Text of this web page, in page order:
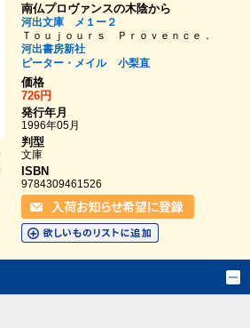
南仏プロヴァンスの木陰から
河出文庫 メ１ー２
Ｔｏｕｊｏｕｒｓ Ｐｒｏｖｅｎｃｅ．
河出書房新社
ピーター・メイル
小梨直
価格
726円
発行年月
1996年05月
判型
文庫
ISBN
9784309461526